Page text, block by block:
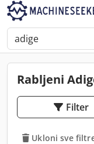
Rabljeni
Filter
Ukloni sve